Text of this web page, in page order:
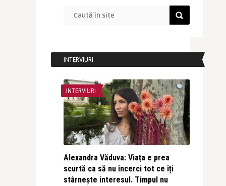
INTERVIURI
INTERVIURI
Alexandra Văduva: Viața e prea
scurtă ca să nu încerci tot ce îți
stârnește interesul. Timpul nu